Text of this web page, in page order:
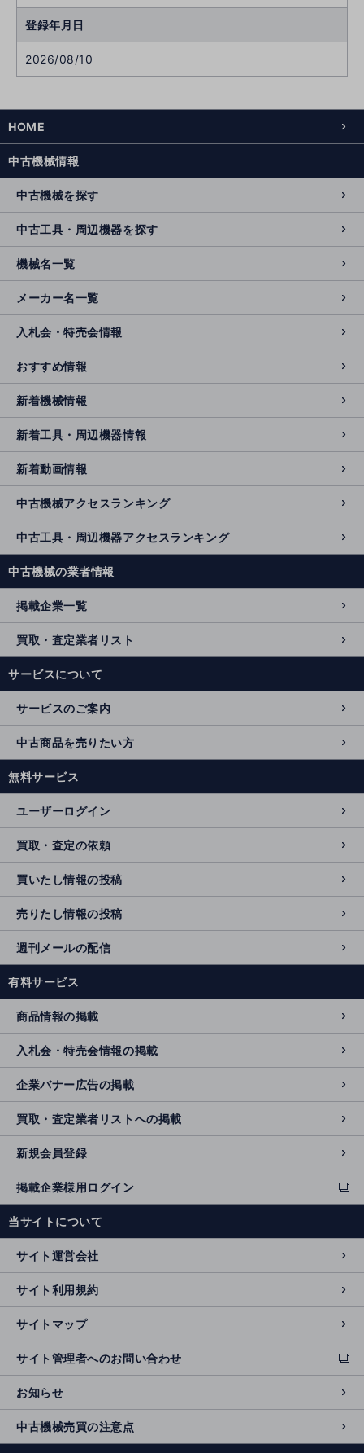
登録年月日
2026/08/10
HOME
中古機械情報
中古機械を探す
中古工具・周辺機器を探す
機械名一覧
メーカー名一覧
入札会・特売会情報
おすすめ情報
新着機械情報
新着工具・周辺機器情報
新着動画情報
中古機械アクセスランキング
中古工具・周辺機器アクセスランキング
中古機械の業者情報
掲載企業一覧
買取・査定業者リスト
サービスについて
サービスのご案内
中古商品を売りたい方
無料サービス
ユーザーログイン
買取・査定の依頼
買いたし情報の投稿
売りたし情報の投稿
週刊メールの配信
有料サービス
商品情報の掲載
入札会・特売会情報の掲載
企業バナー広告の掲載
買取・査定業者リストへの掲載
新規会員登録
掲載企業様用ログイン
ext
e
n
al
si
t
e
当サイトについて
サイト運営会社
サイト利用規約
サイトマップ
サイト管理者へのお問い合わせ
ext
e
r
n
al
si
お知らせ
中古機械売買の注意点